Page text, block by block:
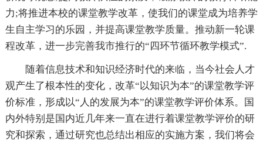
力;将推进本校的课堂教学改革，使我们的课堂成为培养学
生自主学习的乐园，并提高课堂教学质量。推动新一轮课
程改革，进一步完善我市推行的“四环节循环教学模式”.
随着信息技术和知识经济时代的来临，当今社会人才
观产生了根本性的变化，改革“以知识为本”的课堂教学评
价标准，形成以“人的发展为本”的课堂教学评价体系。国
内外特别是国内近几年来一直在进行着课堂教学评价的研
究和探索，通过研究也总结出相应的实施方案，我们将会